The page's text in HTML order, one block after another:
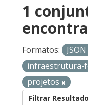
1
Formatos: JSON
infraestrutura-
projetos
Filtrar